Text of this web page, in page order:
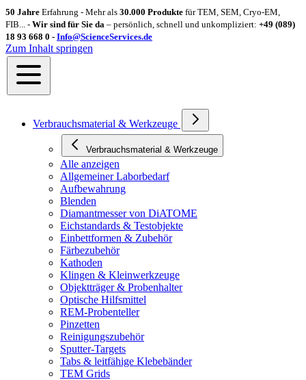
50 Jahre Erfahrung - Mehr als 30.000 Produkte für TEM, SEM, Cryo-EM,
FIB... - Wir sind für Sie da – persönlich, schnell und unkompliziert: +49 (089)
18 93 668 0 - Info@ScienceServices.de
Zum Inhalt springen
Verbrauchsmaterial & Werkzeuge
Verbrauchsmaterial & Werkzeuge
Alle anzeigen
Allgemeiner Laborbedarf
Aufbewahrung
Blenden
Diamantmesser von DiATOME
Eichstandards & Testobjekte
Einbettformen & Zubehör
Färbezubehör
Kathoden
Klingen & Kleinwerkzeuge
Objektträger & Probenhalter
Optische Hilfsmittel
REM-Probenteller
Pinzetten
Reinigungszubehör
Sputter-Targets
Tabs & leitfähige Klebebänder
TEM Grids